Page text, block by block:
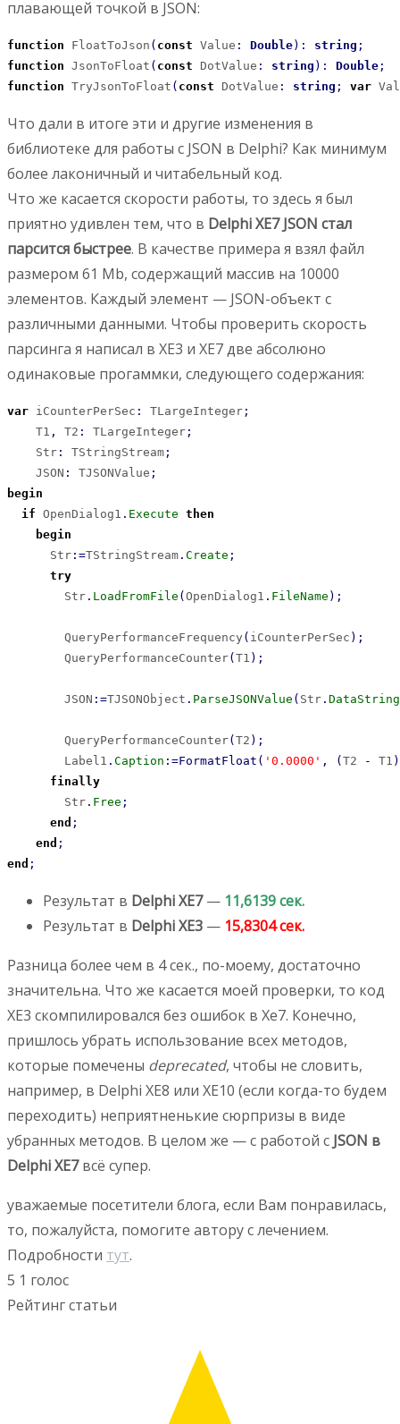
плавающей точкой в JSON:
function FloatToJson ( const Value : Double) : string ;
function JsonToFloat ( const DotValue : string ) : Double ;
function TryJsonToFloat ( const DotValue : string ; var
Что дали в итоге эти и другие изменения в
библиотеке для работы с JSON в Delphi? Как минимум
более лаконичный и читабельный код.
Что же касается скорости работы, то здесь я был
приятно удивлен тем, что в Delphi XE7 JSON стал
парсится быстрее. В качестве примера я взял файл
размером 61 Mb, содержащий массив на 10000
элементов. Каждый элемент — JSON-объект с
различными данными. Чтобы проверить скорость
парсинга я написал в XE3 и XE7 две абсолюно
одинаковые прогаммки, следующего содержания:
var iCounterPerSec : TLargeInteger ;
    T1
, T2 : TLargeInteger ;
    Str
: TStringStream ;
    JSON
: TJSONValue ;
begin
if OpenDialog1 . Execute then
begin
      Str
: =TStringStream . Create ;
try
        Str
. LoadFromFile ( OpenDialog1 . FileName ) ;
        QueryPerformanceFrequency
( iCounterPerSec ) ;
        QueryPerformanceCounter
( T1 ) ;
        JSON
: =TJSONObject . ParseJSONValue ( Str . DataString
        QueryPerformanceCounter
( T2 ) ;
        Label1
. Caption : =FormatFloat ( '0.0000' , ( T2 - T1 )
finally
        Str
. Free ;
end ;
end ;
end ;
Результат в Delphi XE7— 11,6139 сек.
Результат в Delphi XE3 — 15,8304 сек.
Разница более чем в 4 сек., по-моему, достаточно
значительна. Что же касается моей проверки, то код
XE3 скомпилировался без ошибок в Xe7. Конечно,
пришлось убрать использование всех методов,
которые помечены deprecated, чтобы не словить,
например, в Delphi XE8 или XE10 (если когда-то будем
переходить) неприятненькие сюрпризы в виде
убранных методов. В целом же — с работой с JSON в
Delphi XE7всё супер.
уважаемые посетители блога, если Вам понравилась,
то, пожалуйста, помогите автору с лечением.
Подробности тут.
5 1 голос
Рейтинг статьи